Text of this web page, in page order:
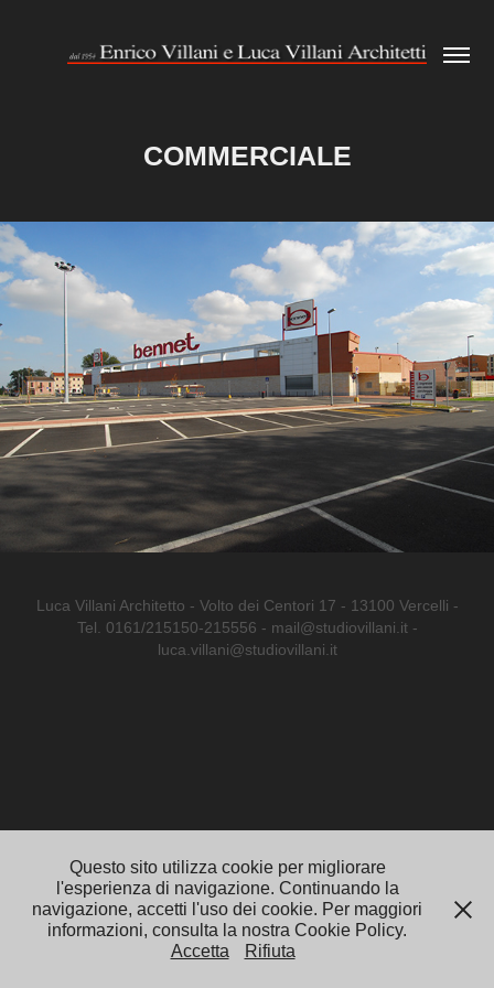
COMMERCIALE
Luca Villani Architetto - Volto dei Centori 17 - 13100 Vercelli -
Tel. 0161/215150-215556 - mail@studiovillani.it -
luca.villani@studiovillani.it
Questo sito utilizza cookie per migliorare
l'esperienza di navigazione. Continuando la
navigazione, accetti l'uso dei cookie. Per maggiori
informazioni, consulta la nostra Cookie Policy.
Accetta
Rifiuta